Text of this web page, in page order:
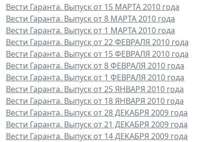
Вести Гаранта. Выпуск от 15 МАРТА 2010 года
Вести Гаранта. Выпуск от 8 МАРТА 2010 года
Вести Гаранта. Выпуск от 1 МАРТА 2010 года
Вести Гаранта. Выпуск от 22 ФЕВРАЛЯ 2010 года
Вести Гаранта. Выпуск от 15 ФЕВРАЛЯ 2010 года
Вести Гаранта. Выпуск от 8 ФЕВРАЛЯ 2010 года
Вести Гаранта. Выпуск от 1 ФЕВРАЛЯ 2010 года
Вести Гаранта. Выпуск от 25 ЯНВАРЯ 2010 года
Вести Гаранта. Выпуск от 18 ЯНВАРЯ 2010 года
Вести Гаранта. Выпуск от 28 ДЕКАБРЯ 2009 года
Вести Гаранта. Выпуск от 21 ДЕКАБРЯ 2009 года
Вести Гаранта. Выпуск от 14 ДЕКАБРЯ 2009 года